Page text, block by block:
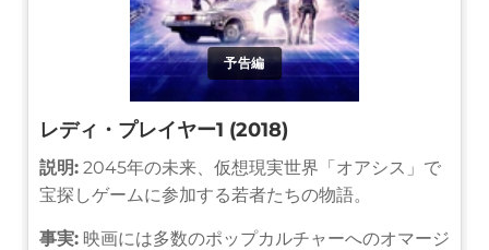
予告編
レディ・プレイヤー1 (2018)
説明: 2045年の未来、仮想現実世界「オアシス」で
宝探しゲームに参加する若者たちの物語。
事実: 映画には多数のポップカルチャーへのオマージ